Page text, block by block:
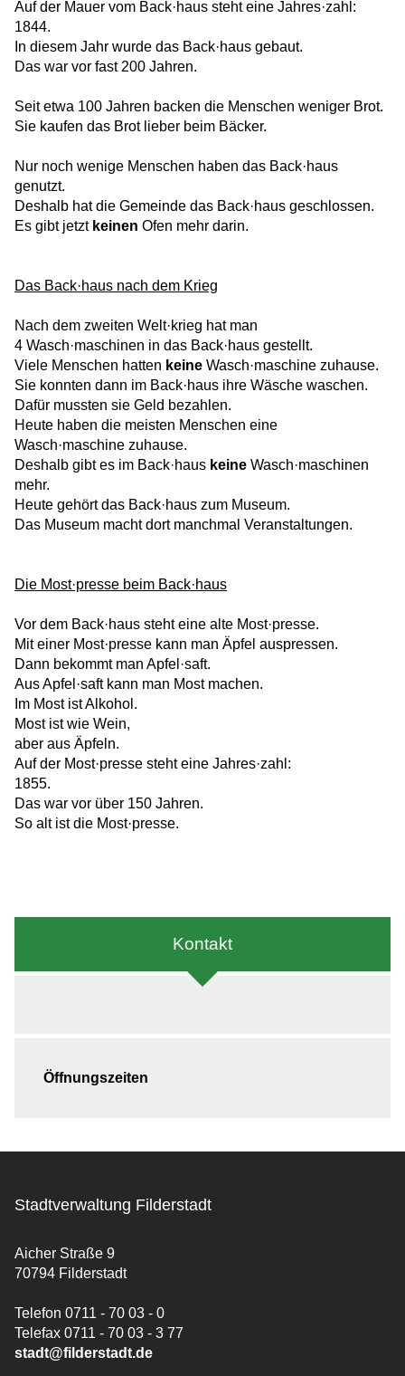
Auf der Mauer vom Back·haus steht eine Jahres­·zahl:
1844.
In diesem Jahr wurde das Back·haus gebaut.
Das war vor fast 200 Jahren.
Seit etwa 100 Jahren backen die Menschen weniger Brot.
Sie kaufen das Brot lieber beim Bäcker.
Nur noch wenige Menschen haben das Back·haus
genutzt.
Deshalb hat die Gemeinde das Back·haus geschlossen.
Es gibt jetzt keinen Ofen mehr darin.
Das Back·haus nach dem Krieg
Nach dem zweiten Welt·krieg hat man
4 Wasch·maschinen in das Back·haus gestellt.
Viele Menschen hatten keine Wasch·maschine zuhause.
Sie konnten dann im Back·haus ihre Wäsche waschen.
Dafür mussten sie Geld bezahlen.
Heute haben die meisten Menschen eine
Wasch·maschine zuhause.
Deshalb gibt es im Back·haus keine Wasch·maschinen
mehr.
Heute gehört das Back·haus zum Museum.
Das Museum macht dort manchmal Veranstaltungen.
Die Most·presse beim Back·haus
Vor dem Back·haus steht eine alte Most·presse.
Mit einer Most·presse kann man Äpfel auspressen.
Dann bekommt man Apfel·saft.
Aus Apfel·saft kann man Most machen.
Im Most ist Alkohol.
Most ist wie Wein,
aber aus Äpfeln.
Auf der Most·presse steht eine Jahres·zahl:
1855.
Das war vor über 150 Jahren.
So alt ist die Most·presse.
Kontakt
Öffnungszeiten
Stadtverwaltung Filderstadt
Aicher Straße 9
70794 Filderstadt
Telefon 0711 - 70 03 - 0
Telefax 0711 - 70 03 - 3 77
stadt@filderstadt.de